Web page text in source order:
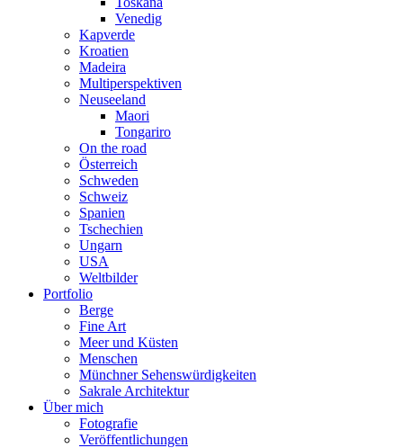
Venedig
Kapverde
Kroatien
Madeira
Multiperspektiven
Neuseeland
Maori
Tongariro
On the road
Österreich
Schweden
Schweiz
Spanien
Tschechien
Ungarn
USA
Weltbilder
Portfolio
Berge
Fine Art
Meer und Küsten
Menschen
Münchner Sehenswürdigkeiten
Sakrale Architektur
Über mich
Fotografie
Veröffentlichungen